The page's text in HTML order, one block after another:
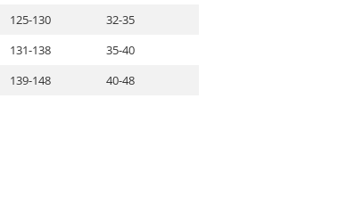
125-130
32-35
131-138
35-40
139-148 40-48